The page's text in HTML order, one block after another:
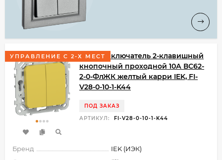
УПРАВЛЕНИЕ С 2-Х МЕСТFLITE Выключатель 2-клавишный
кнопочный проходной 10А ВС62-
2-0-ФлЖК желтый карри IEK, FI-
V28-0-10-1-K44
ПОД ЗАКАЗ
АРТИКУЛ:
FI-V28-0-10-1-K44
Бренд
IEK (ИЭК)